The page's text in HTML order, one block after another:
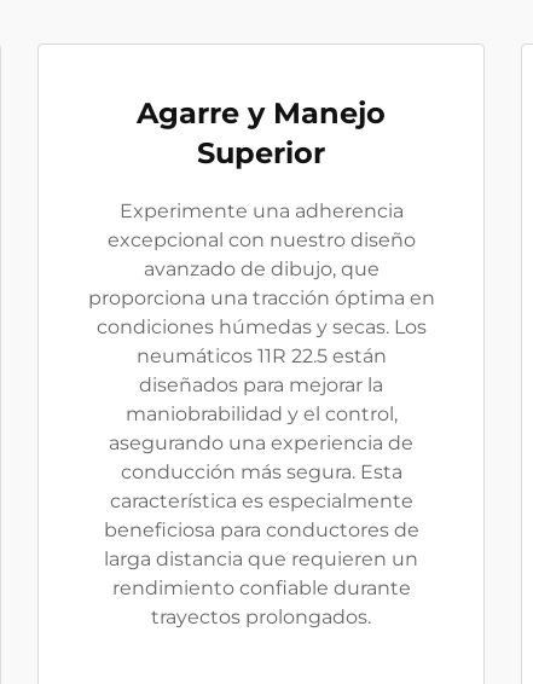
Agarre y Manejo
Superior
Experimente una adherencia
excepcional con nuestro diseño
avanzado de dibujo, que
proporciona una tracción óptima en
condiciones húmedas y secas. Los
neumáticos 11R 22.5 están
diseñados para mejorar la
maniobrabilidad y el control,
asegurando una experiencia de
conducción más segura. Esta
característica es especialmente
beneficiosa para conductores de
larga distancia que requieren un
rendimiento confiable durante
trayectos prolongados.